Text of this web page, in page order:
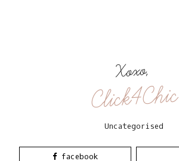
Xoxo,
Click4Chic
Uncategorised
facebook